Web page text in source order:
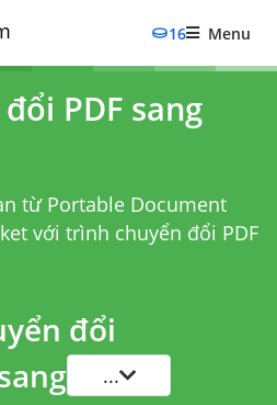
16 Menu
PDF sang
từ Portable Document
với trình chuyển đổi PDF
đổi
...